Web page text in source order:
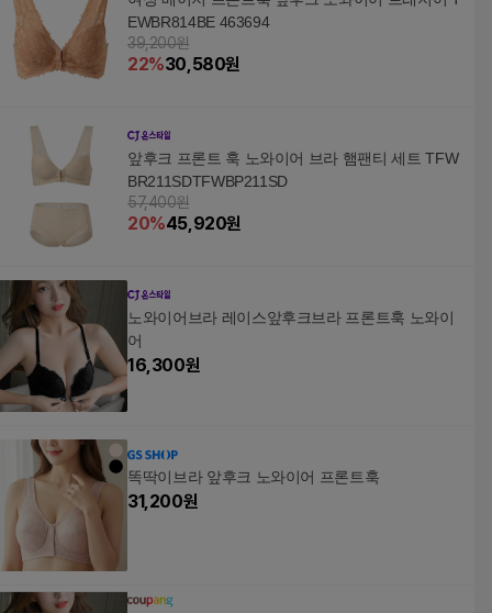
EWBR814BE 463694
39,200원
22%30,580원
앞후크 프론트 훅 노와이어 브라 햄팬티 세트 TFW
BR211SDTFWBP211SD
57,400원
20%45,920원
노와이어브라 레이스앞후크브라 프론트훅 노와이
어
16,300원
똑딱이브라 앞후크 노와이어 프론트훅
31,200원